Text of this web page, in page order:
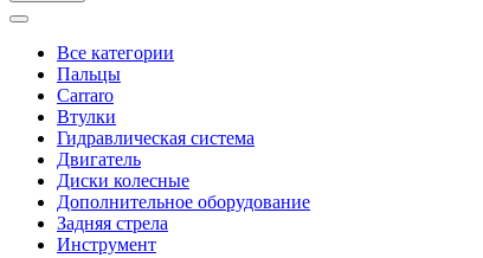
Все категории
Пальцы
Carraro
Втулки
Гидравлическая система
Двигатель
Диски колесные
Дополнительное оборудование
Задняя стрела
Инструмент